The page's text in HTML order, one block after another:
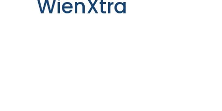
WienXtra